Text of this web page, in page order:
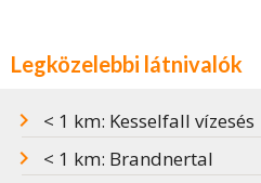
Legközelebbi látnivalók
< 1 km: Kesselfall vízesés
< 1 km: Brandnertal